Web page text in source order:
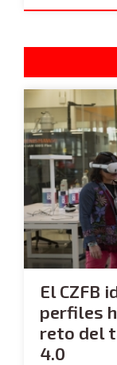
El CZFB
perfiles
reto del
4.0